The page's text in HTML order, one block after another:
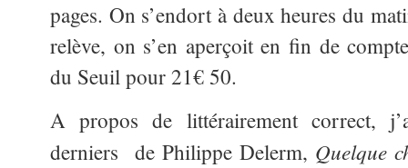
pages. On s’endort à deux heures du
relève, on s’en aperçoit en fin de
du Seuil pour 21€ 50.
A propos de littérairement correct,
derniers de Philippe Delerm, Quelque